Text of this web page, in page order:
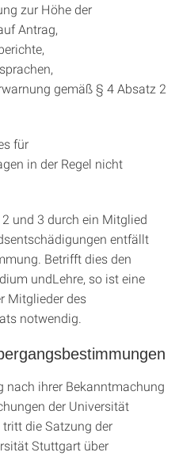
zur Höhe der
Antrag,
gemäß § 4 Absatz 2
für
in der Regel nicht
und 3 durch ein Mitglied
entfällt
Betrifft dies den
undLehre, so ist eine
Mitglieder des
notwendig.
nach ihrer Bekanntmachung
der Universität
die Satzung der
Stuttgart über